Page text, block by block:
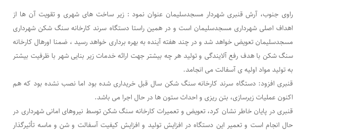
راوی جنوب، آرش قنبری شهردار مسجدسلیمان عنوان نمود : زیر ساخت های شهری و تقویت آن ها از
اهداف اصلی شهرداری مسجدسلیمان است و در همین راستا دستگاه سرند کارخانه سنگ شکن شهرداری
مسجدسلیمان تعویض خواهد شد و در چند هفته آینده به بهره برداری خواهد رسید ، ضمنا اورهال کارخانه
سنگ شکن با هدف رفع آلایندگی و تولید هر چه بیشتر جهت ارائه خدمات زیر بنایی شهر با ظرفیت بیشتر
به تولید مواد اولیه ی آسفالت می انجامد.
قنبری افزود: دستگاه سرند کارخانه سنگ شکن سال قبل خریداری شده بود اما نصب نشده بود که هم‌
اکنون عملیات زیرسازی، بتن ریزی و احداث ستون ها در حال اجرا می باشد.
قنبری در پایان خاطر نشان کرد، تعویض و تعمیرات کارخانه سنگ شکن توسط نیروهای امانی شهرداری در
حال انجام است و تعمیر این دستگاه در افزایش تولید و افزایش کیفیت آسفالت و شن و ماسه تأثیرگذار